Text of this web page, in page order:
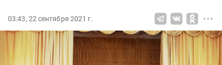
03:43, 22 сентября 2021 г.